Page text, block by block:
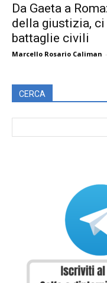
Da Gaeta a
della giustizia,
battaglie civili
Marcello Rosario Caliman -
CERCA